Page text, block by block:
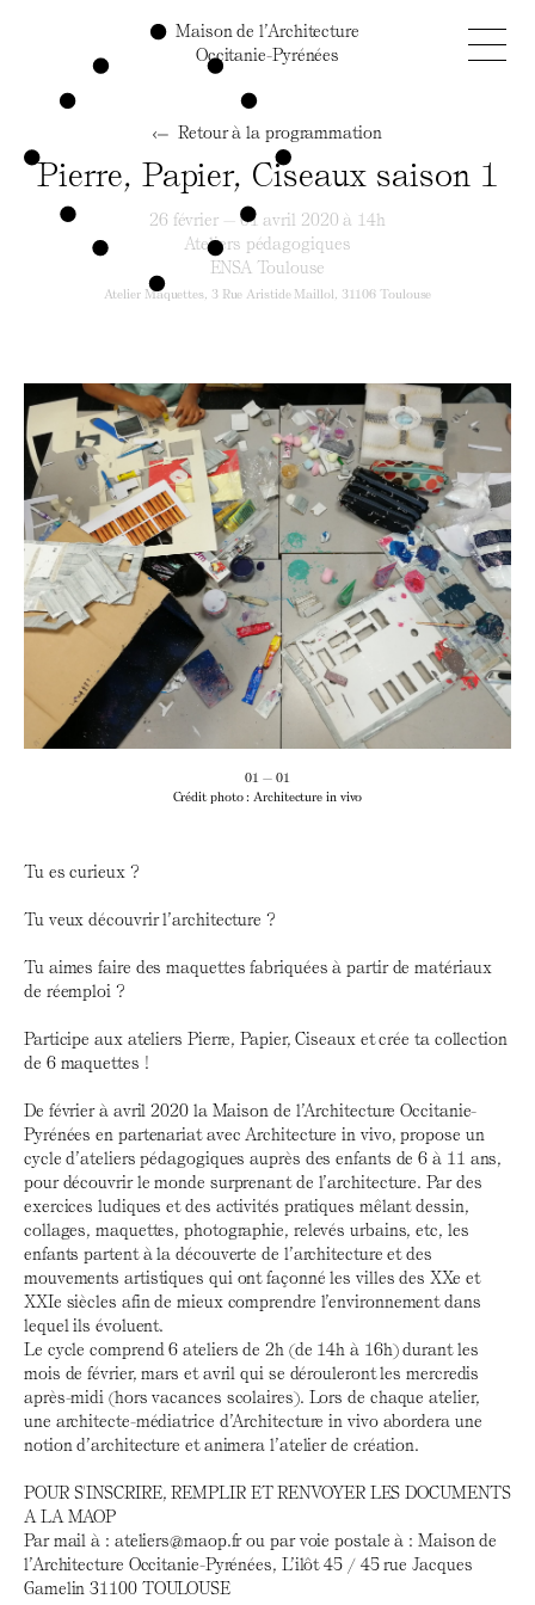
Maison de l’Architecture
Occitanie-Pyrénées
Retour à la programmation
Pierre, Papier, Ciseaux saison 1
26 février — 01 avril 2020 à 14h
Ateliers pédagogiques
ENSA Toulouse
Atelier Maquettes, 3 Rue Aristide Maillol, 31106 Toulouse
01 — 01
Crédit photo : Architecture in vivo
Tu es curieux ?
Tu veux découvrir l’architecture ?
Tu aimes faire des maquettes fabriquées à partir de matériaux
de réemploi ?
Participe aux ateliers Pierre, Papier, Ciseaux et crée ta collection
de 6 maquettes !
De février à avril 2020 la Maison de l’Architecture Occitanie-
Pyrénées en partenariat avec Architecture in vivo, propose un
cycle d’ateliers pédagogiques auprès des enfants de 6 à 11 ans,
pour découvrir le monde surprenant de l’architecture. Par des
exercices ludiques et des activités pratiques mêlant dessin,
collages, maquettes, photographie, relevés urbains, etc, les
enfants partent à la découverte de l’architecture et des
mouvements artistiques qui ont façonné les villes des XXe et
XXIe siècles afin de mieux comprendre l’environnement dans
lequel ils évoluent.
Le cycle comprend 6 ateliers de 2h (de 14h à 16h) durant les
mois de février, mars et avril qui se dérouleront les mercredis
après-midi (hors vacances scolaires). Lors de chaque atelier,
une architecte-médiatrice d’Architecture in vivo abordera une
notion d’architecture et animera l’atelier de création.
POUR S'INSCRIRE, REMPLIR ET RENVOYER LES DOCUMENTS
A LA MAOP
Par mail à : ateliers@maop.fr ou par voie postale à : Maison de
l’Architecture Occitanie-Pyrénées, L’ilôt 45 / 45 rue Jacques
Gamelin 31100 TOULOUSE